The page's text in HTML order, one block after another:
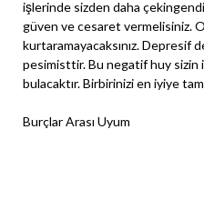
işlerinde sizden daha
güven ve cesaret vermelisiniz.
kurtaramayacaksınız. Depresif
pesimisttir. Bu negatif huy sizin
bulacaktır. Birbirinizi en iyiye
Burçlar Arası Uyum